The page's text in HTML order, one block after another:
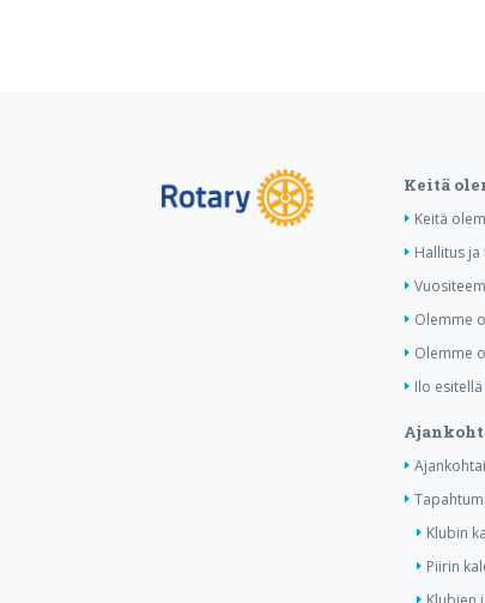
Keitä
Keitä
Hallitus
Olemme
Olemme
Ilo esitellä
Klubin
Piirin